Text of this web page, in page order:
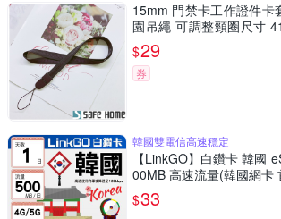
15mm 門禁卡工作證件卡
園吊繩 可調整頸圈尺寸
定顏色出貨) CPA038
$29
券
韓國雙電信高速穩定
【LinkGO】白鑽卡 韓國
00MB 高速流量(韓國網卡
$33